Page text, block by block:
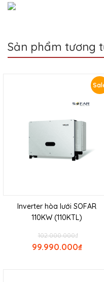
Sản phẩm tương
Inverter hòa lưới SOFAR
110KW (110KTL)
₫
102.000.000
₫
99.990.000